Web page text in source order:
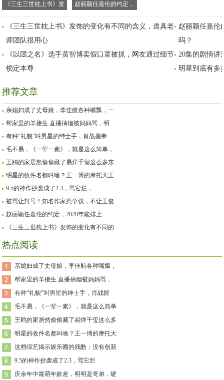
《三生三世枕上书》发
饰的变化有不同的含
义，道具老师团队很用
心
赵丽颖任嘉伦的约定，
2020年能排上吗？名字
想好了吗？
《三生三世枕上书》发饰的变化有不同的含义，道具老
师团队很用心
赵丽颖任嘉伦
吗？
《以团之名》选手黄智博卖假口罩被抓，网友通过细节
锁定本尊
20集的剧情讲
明星到底有多
推荐文章
亲媳妇成了丈母娘，李佳航各种嘴瓢，一
帮家里的羊接生 直播抽烟被妈妈骂，明
有种“礼貌”叫男星的绅士手，肖战握拳
毛不易，《一荤一素》，就是这么简单，
王鸥的家居然偷偷藏了易烊千玺这么多东
明星的收件名都叫啥？王一博的摩托大王
9.5的神作抄袭成了2.3，骂它烂，
被骂让封号！知名作家惹争议，不让王俊
赵丽颖任嘉伦的约定，2020年能排上
《三生三世枕上书》发饰的变化有不同的
热点阅读
亲媳妇成了丈母娘，李佳航各种嘴瓢，
帮家里的羊接生 直播抽烟被妈妈骂，
有种“礼貌”叫男星的绅士手，肖战握
毛不易，《一荤一素》，就是这么简单
王鸥的家居然偷偷藏了易烊千玺这么多
明星的收件名都叫啥？王一博的摩托大
这档综艺揭示娱乐圈的残酷：没有创新
9.5的神作抄袭成了2.3，骂它烂
庆余年中最萌年龄差，明明是哥弟，硬